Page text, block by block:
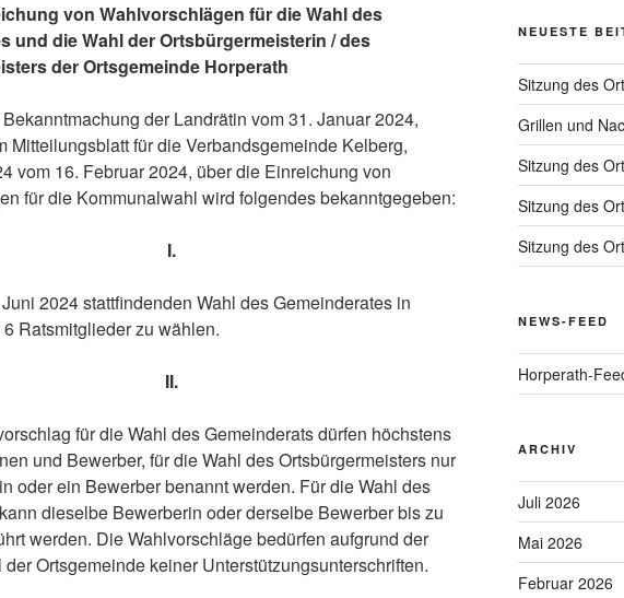
von Wahlvorschlägen für die Wahl des
und die Wahl der Ortsbürgermeisterin / des
der Ortsgemeinde Horperath
der Landrätin vom 31. Januar 2024,
Mitteilungsblatt für die Verbandsgemeinde Kelberg,
vom 16. Februar 2024, über die Einreichung von
für die Kommunalwahl wird folgendes bekanntgegeben:
I.
2024 stattfindenden Wahl des Gemeinderates in
Ratsmitglieder zu wählen.
II.
für die Wahl des Gemeinderats dürfen höchstens
und Bewerber, für die Wahl des Ortsbürgermeisters nur
oder ein Bewerber benannt werden. Für die Wahl des
dieselbe Bewerberin oder derselbe Bewerber bis zu
werden. Die Wahlvorschläge bedürfen aufgrund der
Ortsgemeinde keiner Unterstützungsunterschriften.
NEUESTE
Sitzung des
Grillen und
Sitzung des
Sitzung des
Sitzung des
NEWS-FEED
Horperath-
ARCHIV
Juli 2026
Mai 2026
Februar 2026